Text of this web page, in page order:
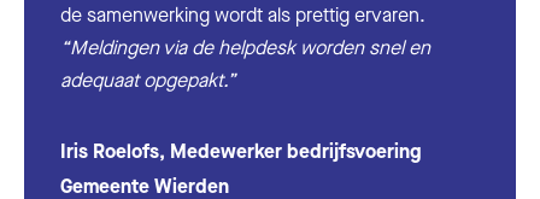
de samenwerking wordt als prettig ervaren.
“Meldingen via de helpdesk worden snel en
adequaat opgepakt.”
Iris Roelofs, Medewerker bedrijfsvoering
Gemeente Wierden